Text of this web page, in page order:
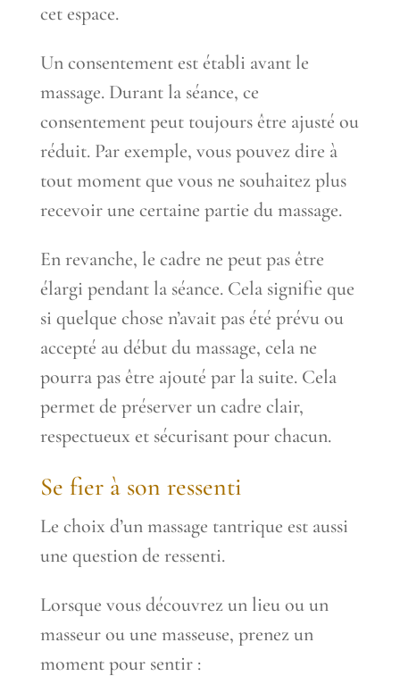
cet espace.
Un consentement est établi avant le
massage. Durant la séance, ce
consentement peut toujours être ajusté ou
réduit. Par exemple, vous pouvez dire à
tout moment que vous ne souhaitez plus
recevoir une certaine partie du massage.
En revanche, le cadre ne peut pas être
élargi pendant la séance. Cela signifie que
si quelque chose n’avait pas été prévu ou
accepté au début du massage, cela ne
pourra pas être ajouté par la suite. Cela
permet de préserver un cadre clair,
respectueux et sécurisant pour chacun.
Se fier à son ressenti
Le choix d’un massage tantrique est aussi
une question de ressenti.
Lorsque vous découvrez un lieu ou un
masseur ou une masseuse, prenez un
moment pour sentir :